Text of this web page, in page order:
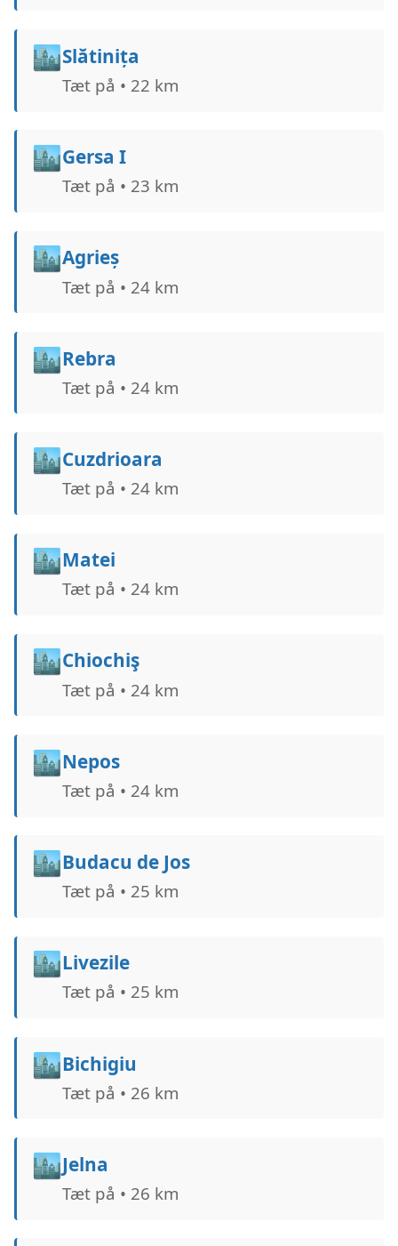
🏙️Slătinița
Tæt på • 22 km
🏙️Gersa I
Tæt på • 23 km
🏙️Agrieș
Tæt på • 24 km
🏙️Rebra
Tæt på • 24 km
🏙️Cuzdrioara
Tæt på • 24 km
🏙️Matei
Tæt på • 24 km
🏙️Chiochiş
Tæt på • 24 km
🏙️Nepos
Tæt på • 24 km
🏙️Budacu de Jos
Tæt på • 25 km
🏙️Livezile
Tæt på • 25 km
🏙️Bichigiu
Tæt på • 26 km
🏙️Jelna
Tæt på • 26 km